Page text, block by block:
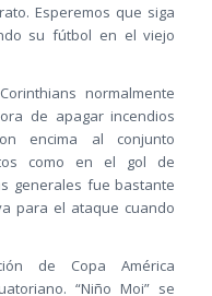
Esperemos que siga
su fútbol en el viejo
normalmente
de apagar incendios
encima al conjunto
como en el gol de
generales fue bastante
para el ataque cuando
de Copa América
“Niño Moi” se